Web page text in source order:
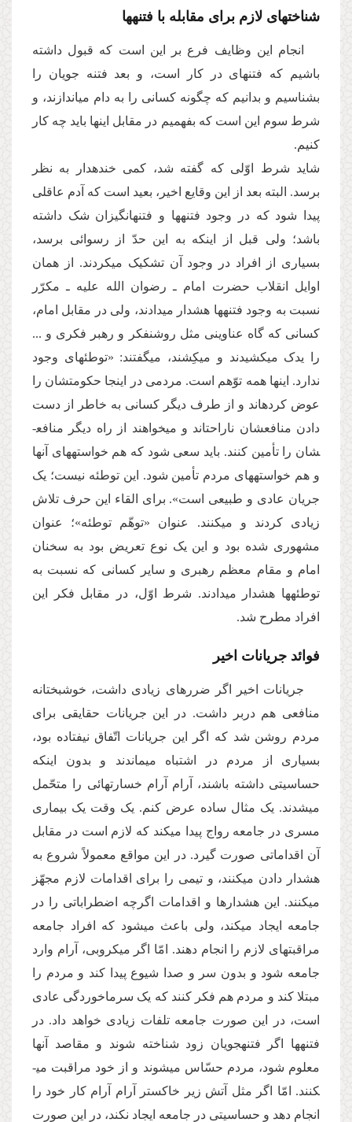
شناخت­های لازم برای مقابله با فتنه­ها
انجام این وظایف فرع بر این است که قبول داشته
باشیم که فتنه­ای در کار است، و بعد فتنه جویان را
بشناسیم و بدانیم که چگونه کسانی را به دام می­اندازند، و
شرط سوم این است که بفهمیم در مقابل این­ها باید چه کار
کنیم.
شاید شرط اوّلی که گفته شد، کمی خنده­دار به نظر
برسد. البته بعد از این وقایع اخیر، بعید است که آدم عاقلی
پیدا شود که در وجود فتنه­ها و فتنه­انگیزان شک داشته
باشد؛ ولی قبل از این­که به این حدّ از رسوائی برسد،
بسیاری از افراد در وجود آن تشکیک می­کردند. از همان
اوایل انقلاب حضرت امام ـ رضوان الله علیه ـ مکرّر
نسبت به وجود فتنه­ها هشدار می­دادند، ولی در مقابل امام،
کسانی که گاه عناوینی مثل روشنفکر و رهبر فکری و ...
را یدک می­کشیدند و می­کِشند، می­گفتند: «توطئه­ای وجود
ندارد. این­ها همه توّهم است. مردمی در این­جا حکومت­شان را
عوض کرده­اند و از طرف دیگر کسانی به خاطر از دست
دادن منافع­شان ناراحت­اند و می­خواهند از راه دیگر منافع­
شان را تأمین کنند. باید سعی شود که هم خواسته­های آن­ها
و هم خواسته­های مردم تأمین شود. این توطئه نیست؛ یک
جریان عادی و طبیعی است». برای القاء این حرف تلاش
زیادی کردند و می­کنند. عنوان «توهّم توطئه»؛ عنوان
مشهوری شده بود و این یک نوع تعریض بود به سخنان
امام و مقام معظم رهبری و سایر کسانی که نسبت به
توطئه­ها هشدار می­دادند. شرط اوّل، در مقابل فکر این
افراد مطرح شد.
فوائد جریانات اخیر
جریانات اخیر اگر ضررهای زیادی داشت، خوشبختانه
منافعی هم دربر داشت. در این جریانات حقایقی برای
مردم روشن شد که اگر این جریانات اتّفاق نیفتاده بود،
بسیاری از مردم در اشتباه می­ماندند و بدون اینکه
حساسیتی داشته باشند، آرام آرام خسارت­هائی را متحّمل
می­شدند. یک مثال ساده عرض کنم. یک وقت یک بیماری
مسری در جامعه رواج پیدا می­کند که لازم است در مقابل
آن اقداماتی صورت گیرد. در این مواقع معمولاً شروع به
هشدار دادن می­کنند، و تیمی را برای اقدامات لازم مجهّز
می­کنند. این هشدارها و اقدامات اگرچه اضطراباتی را در
جامعه ایجاد می­کند، ولی باعث می­شود که افراد جامعه
مراقبت­های لازم را انجام دهند. امّا اگر میکروبی، آرام وارد
جامعه شود و بدون سر و صدا شیوع پیدا کند و مردم را
مبتلا کند و مردم هم فکر کنند که یک سرماخوردگی عادی
است، در این صورت جامعه تلفات زیادی خواهد داد. در
فتنه­ها اگر فتنه­جویان زود شناخته شوند و مقاصد آن­ها
معلوم شود، مردم حسّاس می­شوند و از خود مراقبت می­
کنند. امّا اگر مثل آتش زیر خاکستر آرام آرام کار خود را
انجام دهد و حساسیتی در جامعه ایجاد نکند، در این صورت